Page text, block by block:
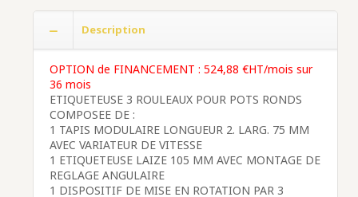
Description
OPTION de FINANCEMENT : 524,88 €HT/mois sur
36 mois
ETIQUETEUSE 3 ROULEAUX POUR POTS RONDS
COMPOSEE DE :
1 TAPIS MODULAIRE LONGUEUR 2. LARG. 75 MM
AVEC VARIATEUR DE VITESSE
1 ETIQUETEUSE LAIZE 105 MM AVEC MONTAGE DE
REGLAGE ANGULAIRE
1 DISPOSITIF DE MISE EN ROTATION PAR 3